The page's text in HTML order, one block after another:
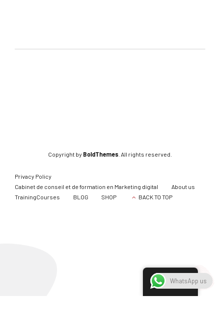
Copyright by BoldThemes . All rights reserved.
Privacy Policy
Cabinet de conseil et de formation en Marketing digital
About us
TrainingCourses
BLOG SHOP BACK TO TOP
English
WhatsApp us